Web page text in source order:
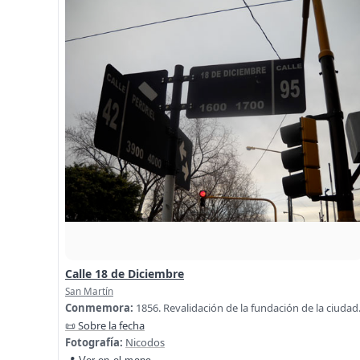
Calle 18 de Diciembre
San Martín
Conmemora: 1856. Revalidación de la fundación de la ciudad.
📜 Sobre la fecha
Fotografía: Nicodos